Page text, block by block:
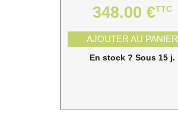
348.00 €TTC
AJOUTER AU PANIER
En stock ? Sous 15 j.